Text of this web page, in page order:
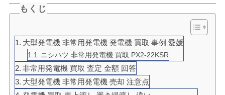
もくじ
大型発電機 非常用発電機 発電機 買取 事例 愛媛
ニシハツ 非常用発電機 買取 PX2-22KSR
非常用発電機 買取 査定 金額 回答
大型発電機 非常用発電機 売却 注意点